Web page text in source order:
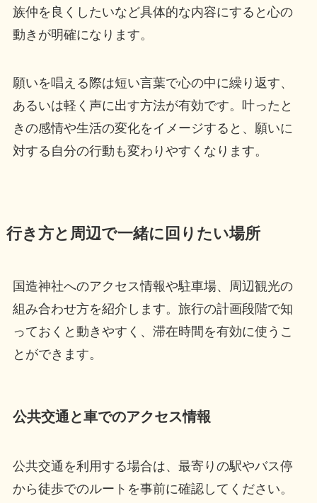
族仲を良くしたいなど具体的な内容にすると心の
動きが明確になります。
願いを唱える際は短い言葉で心の中に繰り返す、
あるいは軽く声に出す方法が有効です。叶ったと
きの感情や生活の変化をイメージすると、願いに
対する自分の行動も変わりやすくなります。
行き方と周辺で一緒に回りたい場所
国造神社へのアクセス情報や駐車場、周辺観光の
組み合わせ方を紹介します。旅行の計画段階で知
っておくと動きやすく、滞在時間を有効に使うこ
とができます。
公共交通と車でのアクセス情報
公共交通を利用する場合は、最寄りの駅やバス停
から徒歩でのルートを事前に確認してください。